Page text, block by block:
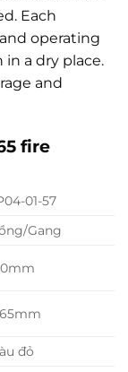
Each
operating
a dry place.
and
fire
01-57
Gang
đỏ